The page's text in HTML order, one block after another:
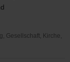
Gesellschaft, Kirche,